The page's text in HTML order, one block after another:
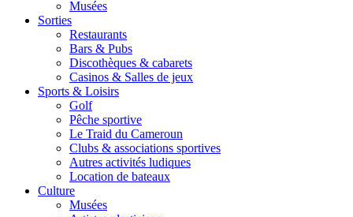
Musées
Sorties
Restaurants
Bars & Pubs
Discothèques & cabarets
Casinos & Salles de jeux
Sports & Loisirs
Golf
Pêche sportive
Le Traid du Cameroun
Clubs & associations sportives
Autres activités ludiques
Location de bateaux
Culture
Musées